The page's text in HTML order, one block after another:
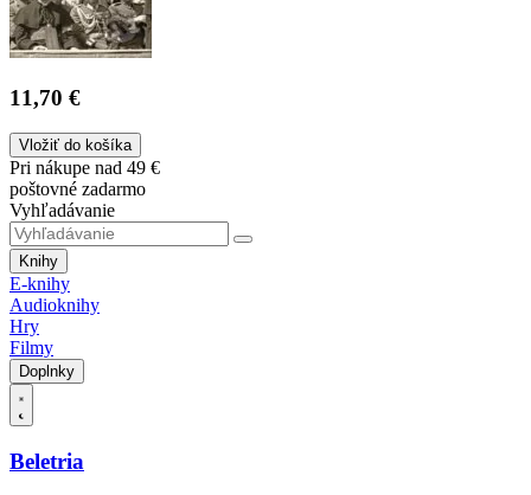
11,70 €
Vložiť do košíka
Pri nákupe nad 49 €
poštovné zadarmo
Vyhľadávanie
Knihy
E-knihy
Audioknihy
Hry
Filmy
Doplnky
Beletria